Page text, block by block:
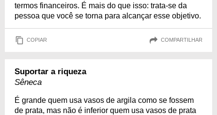
termos financeiros. É mais do que isso: trata-se da
pessoa que você se torna para alcançar esse objetivo.
COPIAR COMPARTILHAR
Suportar a riqueza
Sêneca
É grande quem usa vasos de argila como se fossem
de prata, mas não é inferior quem usa vasos de prata